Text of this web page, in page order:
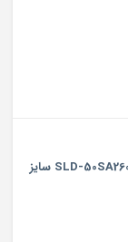
تلوزیون ال ای دی اسنوا مدل SLD-50SA260U سایز